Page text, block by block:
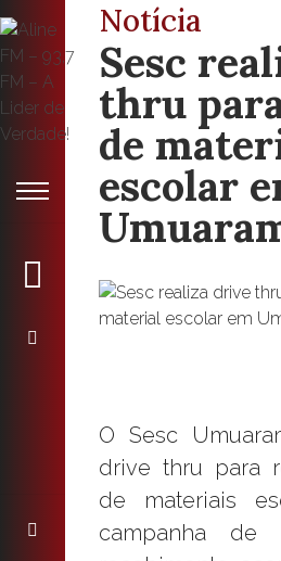
Notícia
Sesc
thru
de
escolar
O Sesc
drive thru para
de materiais
campanha de